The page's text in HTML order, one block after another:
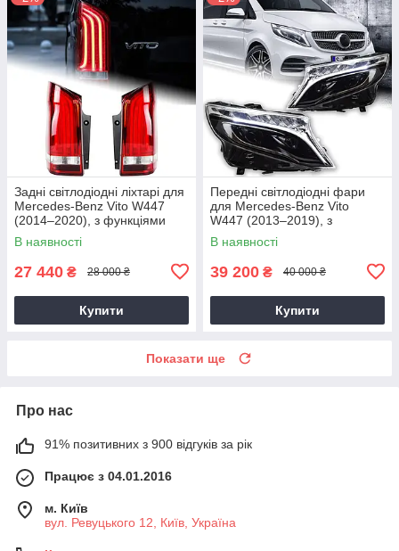
Задні світлодіодні ліхтарі для
Mercedes-Benz Vito W447
(2014–2020), з функціями
DRL, динамічними
покажчиками повороту, стоп-
В наявності
27 440 ₴ 28 000 ₴
Купити
Передні світлодіодні фари
для Mercedes-Benz Vito
W447 (2013–2019), з
проекційними лінзами, DRL
та динамічними покажчиками
В наявності
39 200 ₴ 40 000 ₴
Купити
Показати ще
Про нас
91% позитивних з 900 відгуків за рік
Працює з 04.01.2016
м. Київ
вул. Ревуцького 12, Київ, Україна